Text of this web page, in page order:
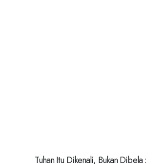
Tuhan Itu Dikenali, Bukan Dibela :